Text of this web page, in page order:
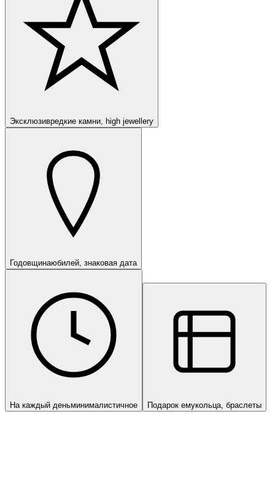
Эксклюзивредкие камни, high jewellery
Годовщинаюбилей, знаковая дата
На каждый деньминималистичное Подарок емукольца, браслеты